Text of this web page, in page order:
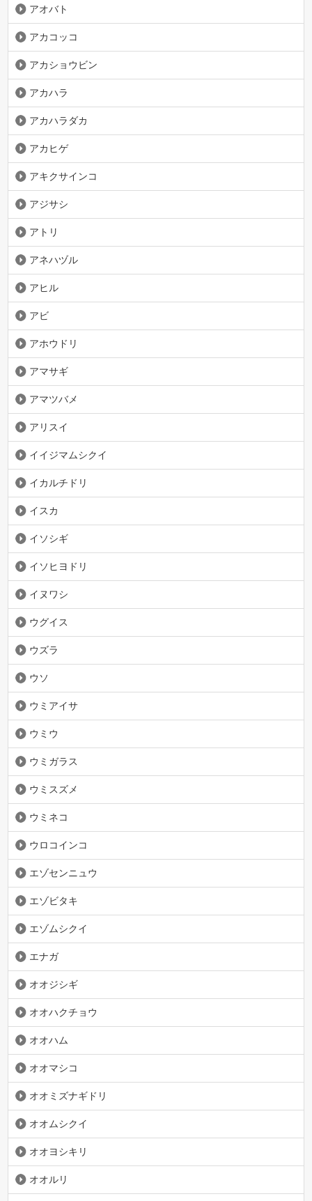
アオバト
アカコッコ
アカショウビン
アカハラ
アカハラダカ
アカヒゲ
アキクサインコ
アジサシ
アトリ
アネハヅル
アヒル
アビ
アホウドリ
アマサギ
アマツバメ
アリスイ
イイジマムシクイ
イカルチドリ
イスカ
イソシギ
イソヒヨドリ
イヌワシ
ウグイス
ウズラ
ウソ
ウミアイサ
ウミウ
ウミガラス
ウミスズメ
ウミネコ
ウロコインコ
エゾセンニュウ
エゾビタキ
エゾムシクイ
エナガ
オオジシギ
オオハクチョウ
オオハム
オオマシコ
オオミズナギドリ
オオムシクイ
オオヨシキリ
オオルリ